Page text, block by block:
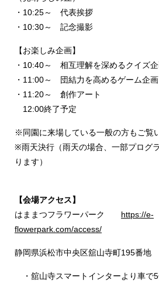
・10:25～ 代表挨拶
・10:30～ 記念撮影
【お楽しみ企画】
・10:40～ 相互理解を深めるクイズ企
・11:00～ 団結力を高めるゲーム企画
・11:20～ 創作アート
12:00終了予定
※同園に来場している一般の方もご覧
※雨天決行（雨天の場合、一部プログ
ります）
【会場アクセス】
はままつフラワーパーク https://e-
flowerpark.com/access/
静岡県浜松市中央区舘山寺町195番地
・舘山寺スマートインターより車で